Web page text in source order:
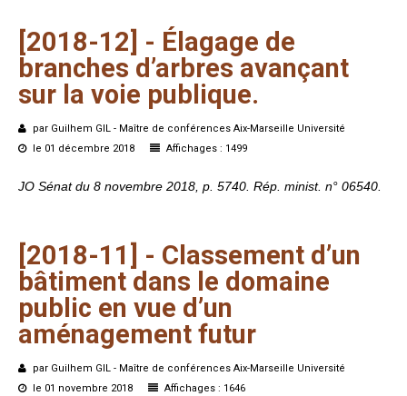
[2018-12] - Élagage de
branches d’arbres avançant
sur la voie publique.
par Guilhem GIL - Maître de conférences Aix-Marseille Université
le 01 décembre 2018
Affichages : 1499
JO Sénat du 8 novembre 2018, p. 5740. Rép. minist. n° 06540.
[2018-11] - Classement d’un
bâtiment dans le domaine
public en vue d’un
aménagement futur
par Guilhem GIL - Maître de conférences Aix-Marseille Université
le 01 novembre 2018
Affichages : 1646